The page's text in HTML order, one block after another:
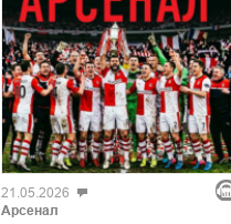
21.05.2026
Арсенал